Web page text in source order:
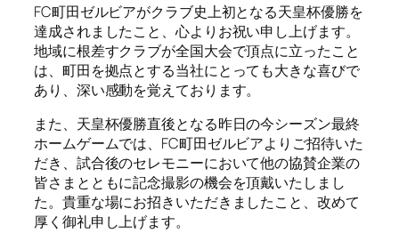
FC町田ゼルビアがクラブ史上初となる天皇杯優勝を
達成されましたこと、心よりお祝い申し上げます。
地域に根差すクラブが全国大会で頂点に立ったこと
は、町田を拠点とする当社にとっても大きな喜びで
あり、深い感動を覚えております。
また、天皇杯優勝直後となる昨日の今シーズン最終
ホームゲームでは、FC町田ゼルビアよりご招待いた
だき、試合後のセレモニーにおいて他の協賛企業の
皆さまとともに記念撮影の機会を頂戴いたしまし
た。貴重な場にお招きいただきましたこと、改めて
厚く御礼申し上げます。